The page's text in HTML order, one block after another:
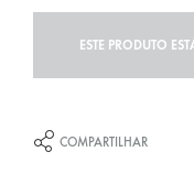
ESTE PRODUTO
COMPARTILHAR